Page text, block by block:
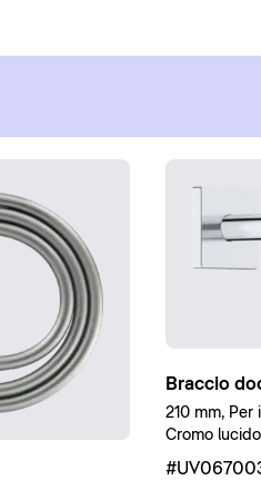
Braccio
210 mm, Per
Cromo lucido